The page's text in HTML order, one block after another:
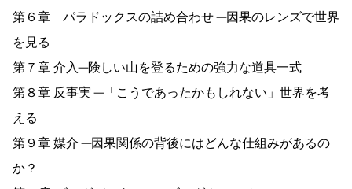
第６章 パラドックスの詰め合わせ ─因果のレンズで世界
を見る
第７章 介入─険しい山を登るための強力な道具一式
第８章 反事実 ─「こうであったかもしれない」世界を考
える
第９章 媒介 ─因果関係の背後にはどんな仕組みがあるの
か？